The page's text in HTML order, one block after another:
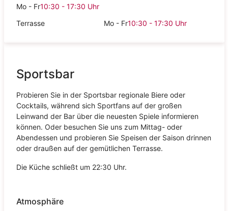
Mo - Fr10:30 - 17:30 Uhr
Terrasse
Mo - Fr10:30 - 17:30 Uhr
Sportsbar
Probieren Sie in der Sportsbar regionale Biere oder
Cocktails, während sich Sportfans auf der großen
Leinwand der Bar über die neuesten Spiele informieren
können. Oder besuchen Sie uns zum Mittag- oder
Abendessen und probieren Sie Speisen der Saison drinnen
oder draußen auf der gemütlichen Terrasse.
Die Küche schließt um 22:30 Uhr.
Atmosphäre